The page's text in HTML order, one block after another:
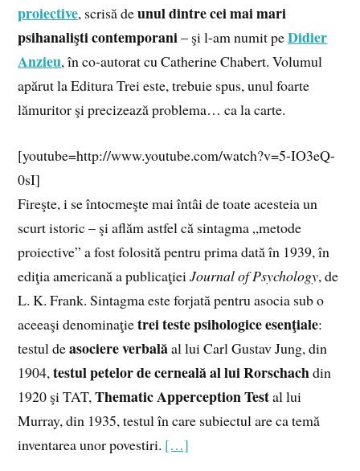
proiective, scrisă deunul dintre cei mai mari
psihanalişti contemporani– şi l-am numit peDidier
Anzieu, în co-autorat cu Catherine Chabert. Volumul
apărut la Editura Trei este, trebuie spus, unul foarte
lămuritor şi precizează problema… ca la carte.
[youtube=http://www.youtube.com/watch?v=5-IO3eQ-
0sI]
Fireşte, i se întocmeşte mai întâi de toate acesteia un
scurt istoric – şi aflăm astfel că sintagma „metode
proiective” a fost folosită pentru prima dată în 1939, în
ediţia americană a publicaţieiJournal of Psychology, de
L. K. Frank. Sintagma este forjată pentru asocia sub o
aceeaşi denominaţietrei teste psihologice esenţiale:
testul deasociere verbalăal lui Carl Gustav Jung, din
1904,testul petelor de cerneală al lui Rorschachdin
1920 şi TAT,Thematic Apperception Testal lui
Murray, din 1935, testul în care subiectul are ca temă
inventarea unor povestiri. […]